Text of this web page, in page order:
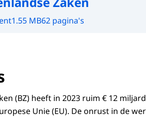
1.55 MB62 pagina's
(BZ) heeft in 2023 ruim € 12
Unie (EU). De onrust in de